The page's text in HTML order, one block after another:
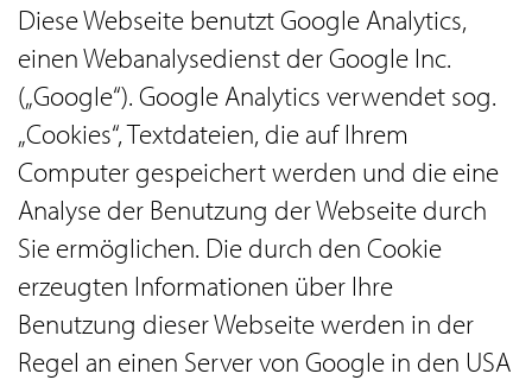
Diese Webseite benutzt Google Analytics,
einen Webanalysedienst der Google Inc.
(„Google“). Google Analytics verwendet sog.
„Cookies“, Textdateien, die auf Ihrem
Computer gespeichert werden und die eine
Analyse der Benutzung der Webseite durch
Sie ermöglichen. Die durch den Cookie
erzeugten Informationen über Ihre
Benutzung dieser Webseite werden in der
Regel an einen Server von Google in den USA